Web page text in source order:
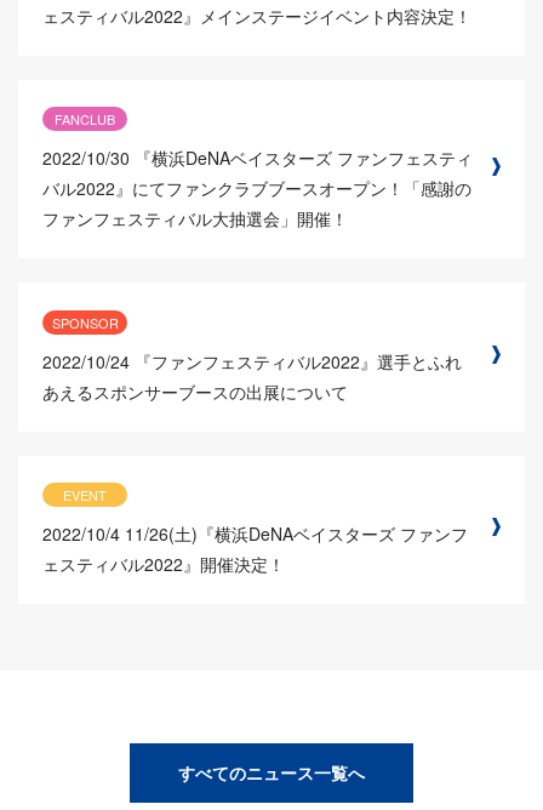
ェスティバル2022』メインステージイベント内容決定！
FANCLUB
2022/10/30
『横浜DeNAベイスターズ ファンフェスティ
バル2022』にてファンクラブブースオープン！「感謝の
ファンフェスティバル大抽選会」開催！
SPONSOR
2022/10/24 『ファンフェスティバル2022』選手とふれ
あえるスポンサーブースの出展について
EVENT
2022/10/4 11/26(土)『横浜DeNAベイスターズ ファンフ
ェスティバル2022』開催決定！
すべてのニュース一覧へ